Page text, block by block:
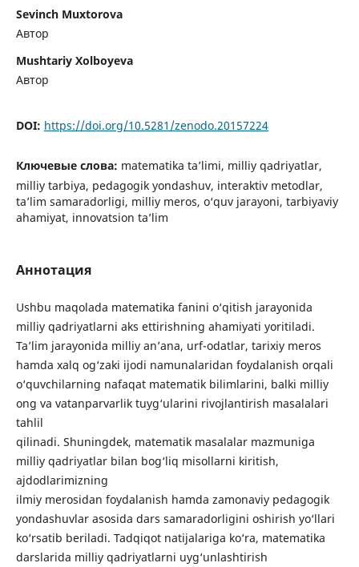
Sevinch Muxtorova
Автор
Mushtariy Xolboyeva
Автор
DOI: https://doi.org/10.5281/zenodo.20157224
Ключевые слова: matematika ta’limi, milliy qadriyatlar,
milliy tarbiya, pedagogik yondashuv, interaktiv metodlar,
ta’lim samaradorligi, milliy meros, o‘quv jarayoni, tarbiyaviy
ahamiyat, innovatsion ta’lim
Аннотация
Ushbu maqolada matematika fanini o‘qitish jarayonida
milliy qadriyatlarni aks ettirishning ahamiyati yoritiladi.
Ta’lim jarayonida milliy an’ana, urf-odatlar, tarixiy meros
hamda xalq og‘zaki ijodi namunalaridan foydalanish orqali
o‘quvchilarning nafaqat matematik bilimlarini, balki milliy
ong va vatanparvarlik tuyg‘ularini rivojlantirish masalalari
tahlil
qilinadi. Shuningdek, matematik masalalar mazmuniga
milliy qadriyatlar bilan bog‘liq misollarni kiritish,
ajdodlarimizning
ilmiy merosidan foydalanish hamda zamonaviy pedagogik
yondashuvlar asosida dars samaradorligini oshirish yo‘llari
ko‘rsatib beriladi. Tadqiqot natijalariga ko‘ra, matematika
darslarida milliy qadriyatlarni uyg‘unlashtirish